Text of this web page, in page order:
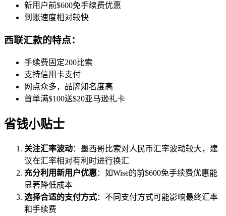
新用户前$600免手续费优惠
到账速度相对较快
西联汇款的特点：
手续费固定200比索
支持信用卡支付
网点众多，品牌知名度高
首单满$100送$20亚马逊礼卡
省钱小贴士
关注汇率波动：墨西哥比索对人民币汇率波动较大，建
议在汇率相对有利时进行换汇
充分利用新用户优惠：如Wise的前$600免手续费优惠能
显著降低成本
选择合适的支付方式：不同支付方式可能影响最终汇率
和手续费